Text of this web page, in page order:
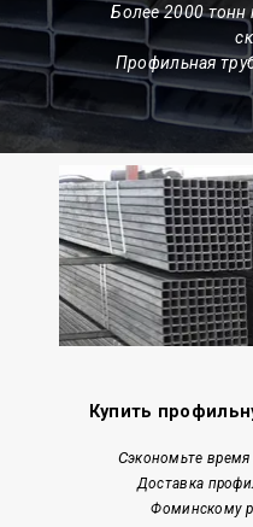
Более 2000
Профильная
Купить
Сэкономьте время
Доставка
Фоминскому